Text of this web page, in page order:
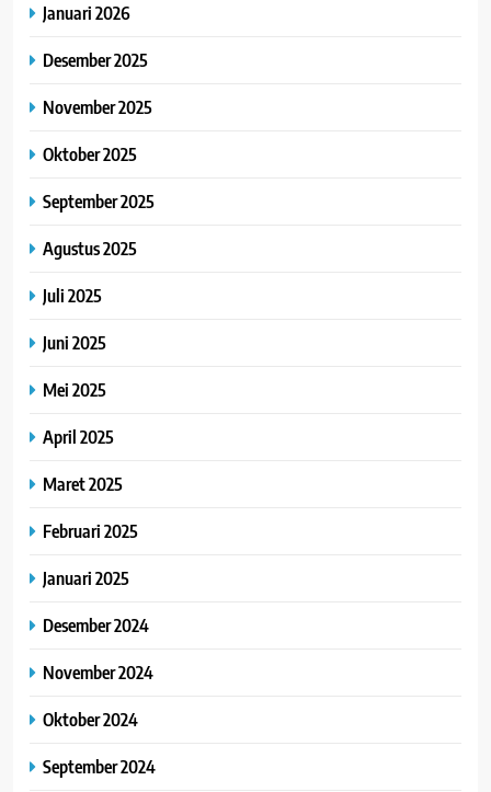
Januari 2026
Desember 2025
November 2025
Oktober 2025
September 2025
Agustus 2025
Juli 2025
Juni 2025
Mei 2025
April 2025
Maret 2025
Februari 2025
Januari 2025
Desember 2024
November 2024
Oktober 2024
September 2024